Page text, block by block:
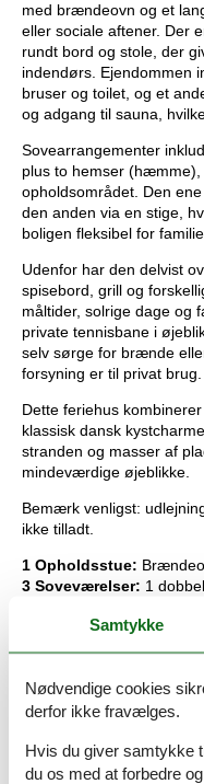
med brændeovn og et
eller sociale aftener. Der
rundt bord og stole, der
indendørs. Ejendommen
bruser og toilet, og et
og adgang til sauna,
Sovearrangementer
plus to hemser
opholdsområdet. Den
den anden via en stige,
boligen fleksibel for
Udenfor har den delvist
spisebord, grill og
måltider, solrige dage og
private tennisbane i
selv sørge for brænde
forsyning er til privat brug.
Dette feriehus
klassisk dansk
stranden og masser af
mindeværdige øjeblikke.
Bemærk venligst:
ikke tilladt.
1 Opholdsstue:
3 Soveværelser: 1
Ovn, køleskab
kaffemaskine,
Bad/wc:Vaskemaskine,
1 Udeareal:Havemøbler,
Og:El-varme,
sommerhusområde, ikke-
Samtykke
Nødvendige cookies
derfor ikke fravælges.
Hvis du giver samtykke
du os med at forbedre